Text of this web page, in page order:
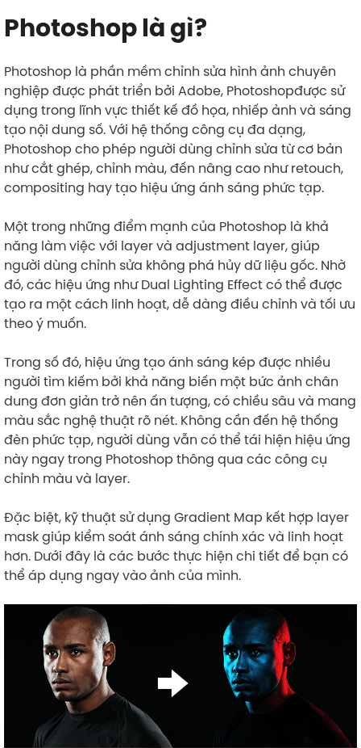
Photoshop là gì?
Photoshop là phần mềm chỉnh sửa hình ảnh chuyên
nghiệp được phát triển bởi Adobe, Photoshopđược sử
dụng trong lĩnh vực thiết kế đồ họa, nhiếp ảnh và sáng
tạo nội dung số. Với hệ thống công cụ đa dạng,
Photoshop cho phép người dùng chỉnh sửa từ cơ bản
như cắt ghép, chỉnh màu, đến nâng cao như retouch,
compositing hay tạo hiệu ứng ánh sáng phức tạp.
Một trong những điểm mạnh của Photoshop là khả
năng làm việc với layer và adjustment layer, giúp
người dùng chỉnh sửa không phá hủy dữ liệu gốc. Nhờ
đó, các hiệu ứng như Dual Lighting Effect có thể được
tạo ra một cách linh hoạt, dễ dàng điều chỉnh và tối ưu
theo ý muốn.
Trong số đó, hiệu ứng tạo ánh sáng kép được nhiều
người tìm kiếm bởi khả năng biến một bức ảnh chân
dung đơn giản trở nên ấn tượng, có chiều sâu và mang
màu sắc nghệ thuật rõ nét. Không cần đến hệ thống
đèn phức tạp, người dùng vẫn có thể tái hiện hiệu ứng
này ngay trong Photoshop thông qua các công cụ
chỉnh màu và layer.
Đặc biệt, kỹ thuật sử dụng Gradient Map kết hợp layer
mask giúp kiểm soát ánh sáng chính xác và linh hoạt
hơn. Dưới đây là các bước thực hiện chi tiết để bạn có
thể áp dụng ngay vào ảnh của mình.